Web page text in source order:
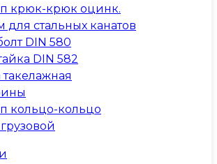
крюк-крюк оцинк.
для стальных канатов
DIN 580
DIN 582
такелажная
кольцо-кольцо